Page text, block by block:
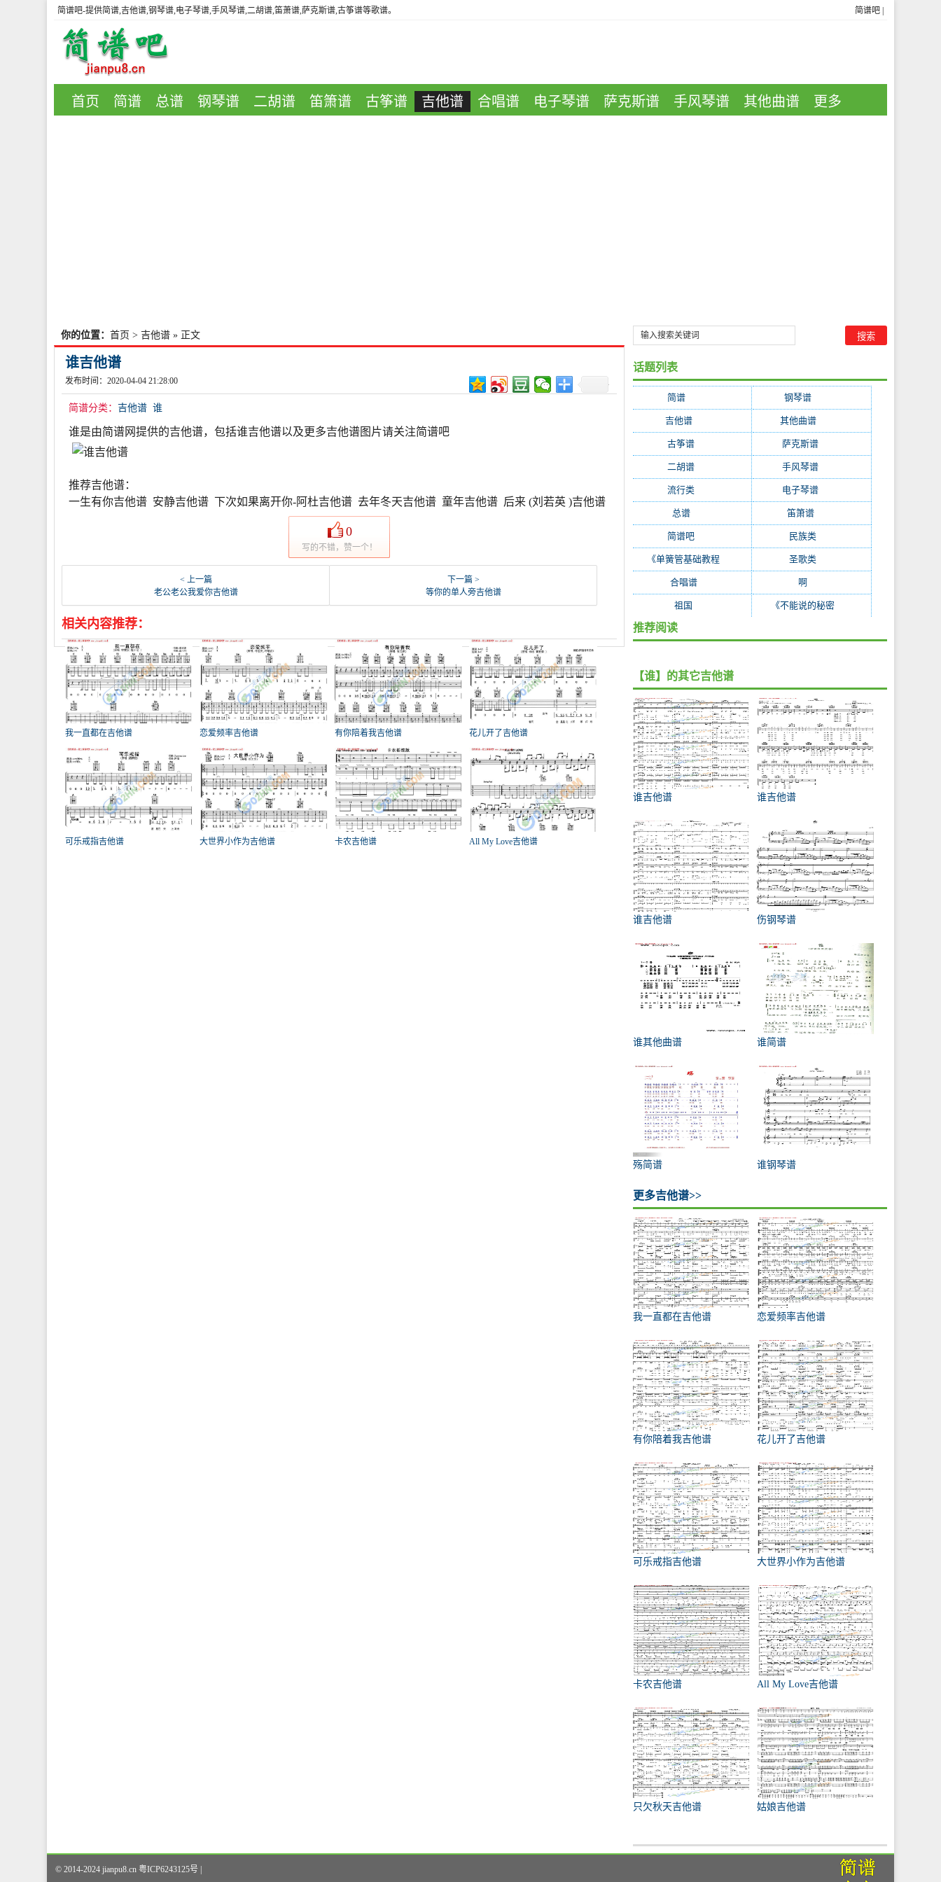
简谱吧
简谱吧-提供简谱,吉他谱,钢琴谱,电子琴谱,手风琴谱,二胡谱,笛萧谱,萨克斯谱,古筝谱等歌谱。
首页 简谱 总谱 钢琴谱 二胡谱 笛箫谱 古筝谱 吉他谱 合唱谱 电子琴谱 萨克斯谱 手风琴谱 其他曲谱 更多
你的位置： 首页 > 吉他谱 » 正文
谁吉他谱
发布时间：2020-04-04 21:28:00
简谱分类： 吉他谱 谁
谁是由简谱网提供的吉他谱，包括谁吉他谱以及更多吉他谱图片请关注简谱吧
推荐吉他谱：
一生有你吉他谱 安静吉他谱 下次如果离开你-阿杜吉他谱 去年冬天吉他谱 童年吉他谱 后来 (刘若英 )吉他谱
0
写的不错，赞一个！
< 上一篇
老公老公我爱你吉他谱
下一篇 >
等你的单人旁吉他谱
相关内容推荐：
我一直都在吉他谱 恋爱频率吉他谱 有你陪着我吉他谱 花儿开了吉他谱
可乐戒指吉他谱 大世界小作为吉他谱 卡农吉他谱 All My Love吉他谱
话题列表
简谱(35314) 钢琴谱
吉他谱(4363) 其他曲谱(2333)
古筝谱 萨克斯谱
二胡谱 手风琴谱
流行类 电子琴谱
总谱(195) 笛箫谱(153)
简谱吧 民族类
《单簧管基础教程 圣歌类
合唱谱(38) 啊
祖国 《不能说的秘密
推荐阅读
【谁】的其它吉他谱
谁吉他谱 谁吉他谱
谁吉他谱 伤钢琴谱
谁其他曲谱 谁简谱
殇简谱 谁钢琴谱
更多吉他谱>>
我一直都在吉他谱 恋爱频率吉他谱
有你陪着我吉他谱 花儿开了吉他谱
可乐戒指吉他谱 大世界小作为吉他谱
卡农吉他谱 All My Love吉他谱
只欠秋天吉他谱 姑娘吉他谱
© 2014-2024 jianpu8.cn 粤ICP6243125号 |